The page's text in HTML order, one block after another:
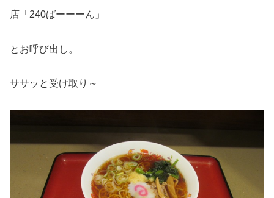
店「240ばーーーん」
とお呼び出し。
ササッと受け取り～